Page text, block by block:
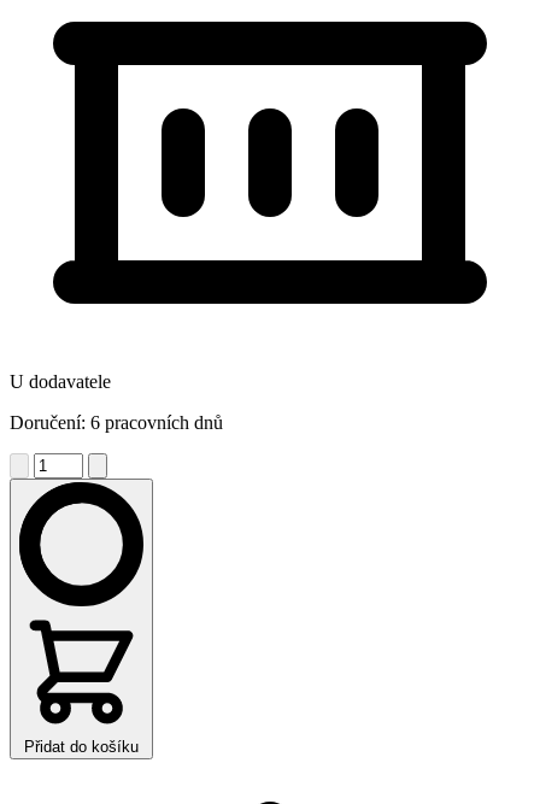
U dodavatele
Doručení: 6 pracovních dnů
Přidat do košíku